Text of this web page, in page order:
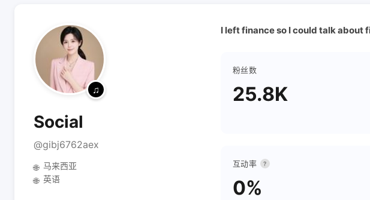
Social
@gibj6762aex
🌐 马来西亚
🌐 英语
I left finance so I could talk about
粉丝数
25.8K
互动率 ?
0%